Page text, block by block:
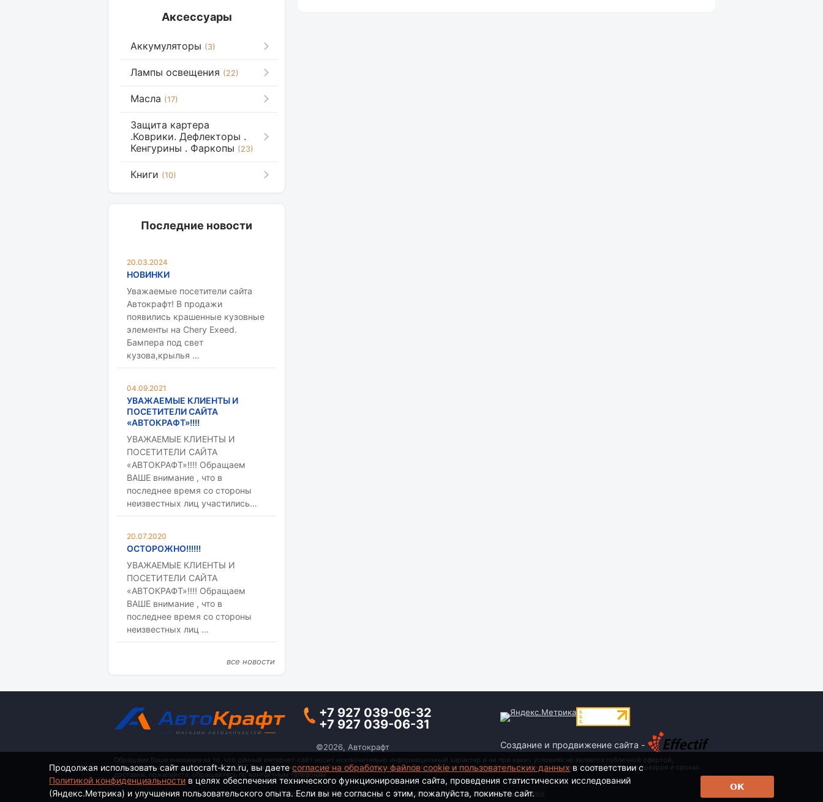
Аксессуары
Аккумуляторы (3)
Лампы освещения (22)
Масла (17)
Защита картера
.Коврики. Дефлекторы .
Кенгурины . Фаркопы (23)
Книги (10)
Последние новости
20.03.2024
НОВИНКИ
Уважаемые посетители сайта
Автокрафт! В продажи
появились крашенные кузовные
элементы на Chery Exeed.
Бампера под свет
кузова,крылья …
04.09.2021
УВАЖАЕМЫЕ КЛИЕНТЫ И
ПОСЕТИТЕЛИ САЙТА
«АВТОКРАФТ»!!!!
УВАЖАЕМЫЕ КЛИЕНТЫ И
ПОСЕТИТЕЛИ САЙТА
«АВТОКРАФТ»!!!! Обращаем
ВАШЕ внимание , что в
последнее время со стороны
неизвестных лиц участились…
20.07.2020
ОСТОРОЖНО!!!!!!
УВАЖАЕМЫЕ КЛИЕНТЫ И
ПОСЕТИТЕЛИ САЙТА
«АВТОКРАФТ»!!!! Обращаем
ВАШЕ внимание , что в
последнее время со стороны
неизвестных лиц …
все новости
+7 927 039-06-32
+7 927 039-06-31
©2026, Автокрафт Создание и продвижение сайта -
Обращаем Ваше внимание на то, что данный интернет-сайт носит исключительно информационный характер и ни при каких условиях не является публичной офертой,
определяемой положениями ч. 2 ст. 437 Гражданского кодекса Российской Федерации. Для получения подробной информации о стоимости, наименовании товаров и сроках
доставки, пожалуйста, обращайтесь по контактным телефонам.
Политика конфиденциальности | Согласие на обработку персональных данных
Продолжая использовать сайт autocraft-kzn.ru, вы даетесогласие на обработку файлов cookie и пользовательских данныхв соответствии с
Политикой конфиденциальности в целях обеспечения технического функционирования сайта, проведения статистических исследований
(Яндекс.Метрика) и улучшения пользовательского опыта. Если вы не согласны с этим, пожалуйста, покиньте сайт.
ОК